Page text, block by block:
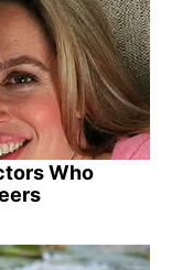
Who